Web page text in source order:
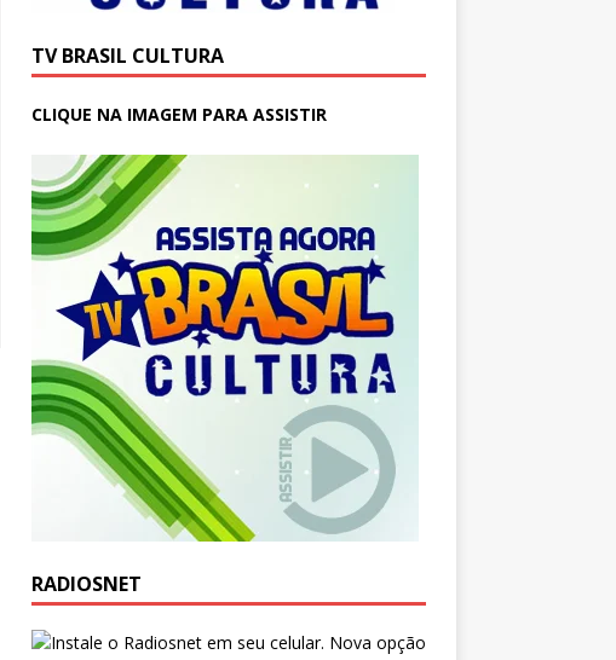
TV BRASIL CULTURA
CLIQUE NA IMAGEM PARA ASSISTIR
RADIOSNET